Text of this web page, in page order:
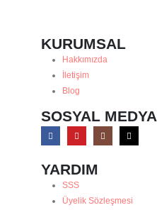
KURUMSAL
Hakkımızda
İletişim
Blog
SOSYAL MEDYA
YARDIM
SSS
Üyelik Sözleşmesi